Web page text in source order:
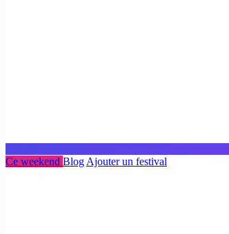
Ce weekend Blog Ajouter un festival